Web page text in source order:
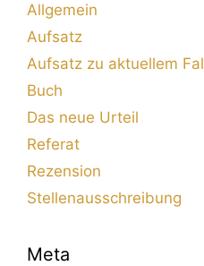
Allgemein
Aufsatz
Aufsatz zu aktuellem
Buch
Das neue Urteil
Referat
Rezension
Stellenausschreibung
Meta